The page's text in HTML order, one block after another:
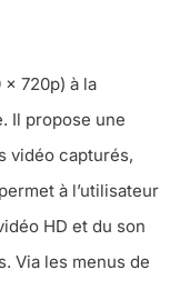
x 720p) à la
Il propose une
vidéo capturés,
à l’utilisateur
HD et du son
Via les menus de